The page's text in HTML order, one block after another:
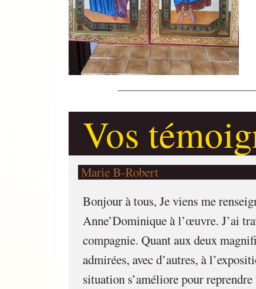
Vos
Marie B-Robert
Bonjour à tous, Je viens me
Anne’Dominique à l’œuvre. J’ai
compagnie. Quant aux deux
admirées, avec d’autres, à
situation s’améliore pour